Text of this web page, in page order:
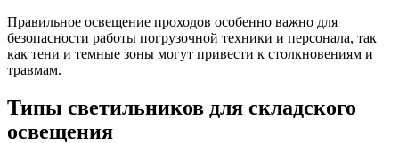
Правильное освещение проходов особенно важно для
безопасности работы погрузочной техники и персонала, так
как тени и темные зоны могут привести к столкновениям и
травмам.
Типы светильников для складского
освещения